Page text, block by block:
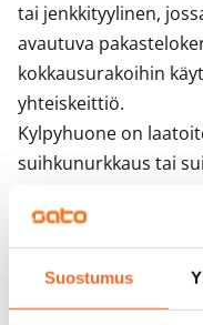
Suostumus
tai jenkkityylinen,
avautuva
kokkausurakoihin
yhteiskeittiö.
Kylpyhuone on
suihkunurkkaus tai
pesutupa.
Tarvitsetko
sekä
parkkipaikkoja.